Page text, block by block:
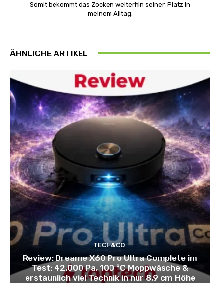
Somit bekommt das Zocken weiterhin seinen Platz in
meinem Alltag.
ÄHNLICHE ARTIKEL
TECH&CO
Review: Dreame X60 Pro Ultra Complete im
Test: 42.000 Pa, 100 °C Moppwäsche &
erstaunlich viel Technik in nur 8,9 cm Höhe